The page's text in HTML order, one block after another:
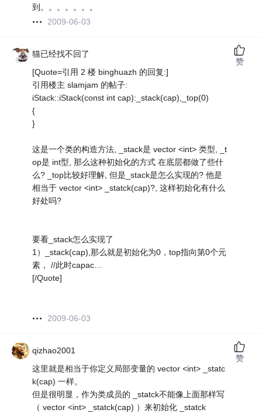
到。。。。。。。
2009-06-03
猫已经找不回了
[Quote=引用 2 楼 binghuazh 的回复:]
引用楼主 slamjam 的帖子:
iStack::iStack(const int cap):_stack(cap),_top(0)
{
}
这是一个类的构造方法, _stack是 vector <int> 类型, _t
op是 int型, 那么这种初始化的方式 在底层都做了些什
么? _top比较好理解, 但是_stack是怎么实现的? 他是
相当于 vector <int> _statck(cap)?, 这样初始化有什么
好处吗?
要看_stack怎么实现了
1）_stack(cap),那么就是初始化为0，top指向第0个元
素， //此时capac…
[/Quote]
2009-06-03
赞
qizhao2001
这里就是相当于你定义局部变量的 vector <int> _statc
k(cap) 一样。
但是很明显，作为类成员的 _statck不能像上面那样写
（ vector <int> _statck(cap) ）来初始化 _statck
赞